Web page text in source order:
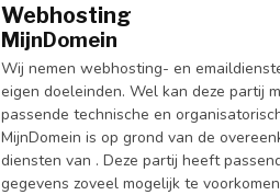
Webhosting
MijnDomein
Wij nemen webhosting- en
eigen doeleinden. Wel kan deze partij
passende technische en
MijnDomein is op grond van de
diensten van . Deze partij heeft
gegevens zoveel mogelijk te